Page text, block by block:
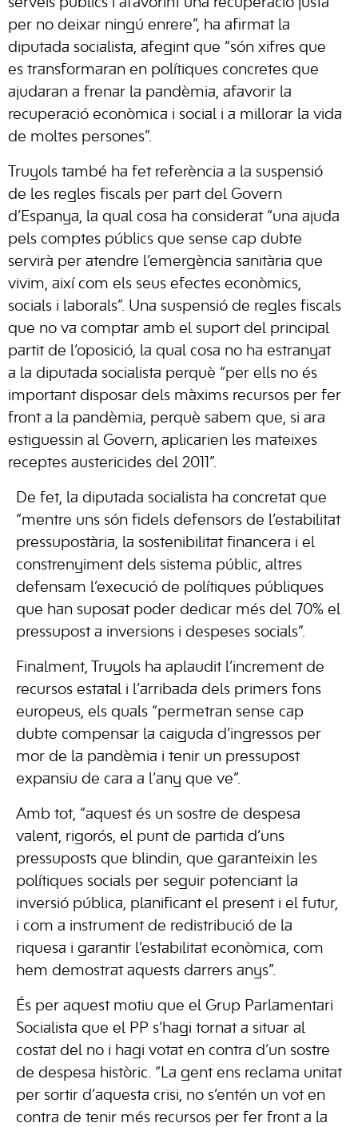
serveis públics i afavorint una recuperació justa
per no deixar ningú enrere”, ha afirmat la
diputada socialista, afegint que “són xifres que
es transformaran en polítiques concretes que
ajudaran a frenar la pandèmia, afavorir la
recuperació econòmica i social i a millorar la vida
de moltes persones”.
Truyols també ha fet referència a la suspensió
de les regles fiscals per part del Govern
d’Espanya, la qual cosa ha considerat “una ajuda
pels comptes públics que sense cap dubte
servirà per atendre l’emergència sanitària que
vivim, així com els seus efectes econòmics,
socials i laborals”. Una suspensió de regles fiscals
que no va comptar amb el suport del principal
partit de l’oposició, la qual cosa no ha estranyat
a la diputada socialista perquè “per ells no és
important disposar dels màxims recursos per fer
front a la pandèmia, perquè sabem que, si ara
estiguessin al Govern, aplicarien les mateixes
receptes austericides del 2011”.
De fet, la diputada socialista ha concretat que
“mentre uns són fidels defensors de l’estabilitat
pressupostària, la sostenibilitat financera i el
constrenyiment dels sistema públic, altres
defensam l’execució de polítiques públiques
que han suposat poder dedicar més del 70% el
pressupost a inversions i despeses socials”.
Finalment, Truyols ha aplaudit l’increment de
recursos estatal i l’arribada dels primers fons
europeus, els quals “permetran sense cap
dubte compensar la caiguda d’ingressos per
mor de la pandèmia i tenir un pressupost
expansiu de cara a l’any que ve”.
Amb tot, “aquest és un sostre de despesa
valent, rigorós, el punt de partida d’uns
pressuposts que blindin, que garanteixin les
polítiques socials per seguir potenciant la
inversió pública, planificant el present i el futur,
i com a instrument de redistribució de la
riquesa i garantir l’estabilitat econòmica, com
hem demostrat aquests darrers anys”.
És per aquest motiu que el Grup Parlamentari
Socialista que el PP s’hagi tornat a situar al
costat del no i hagi votat en contra d’un sostre
de despesa històric. “La gent ens reclama unitat
per sortir d’aquesta crisi, no s’entén un vot en
contra de tenir més recursos per fer front a la